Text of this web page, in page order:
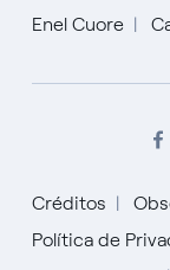
Enel Cuore
Créditos
Política de